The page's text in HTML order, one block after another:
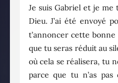
Je suis Gabriel et je me
Dieu. J’ai été envoyé
t’annoncer cette bonne
que tu seras réduit au
où cela se réalisera, tu
parce que tu n’as